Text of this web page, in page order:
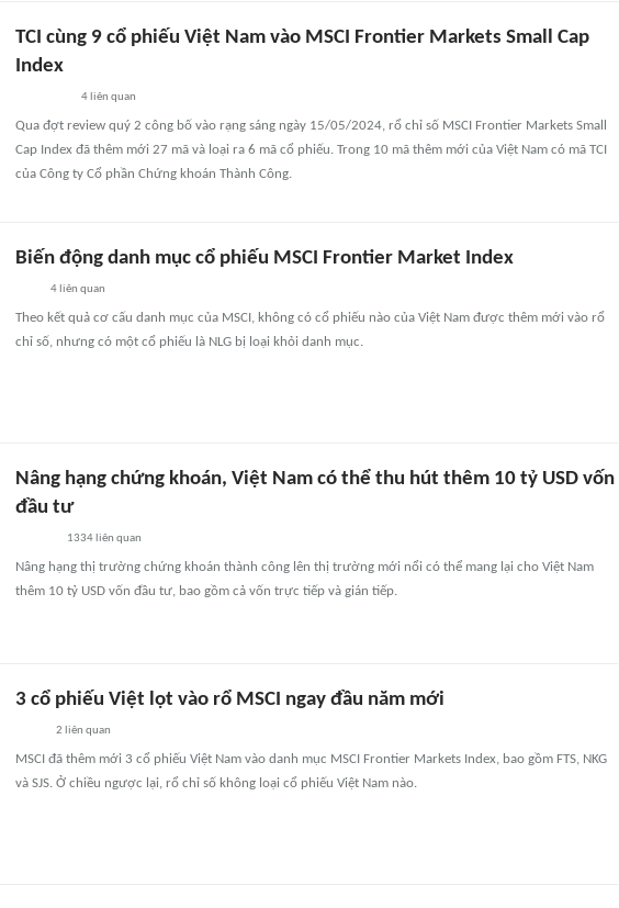
TCI cùng 9 cổ phiếu Việt Nam vào MSCI Frontier Markets Small Cap
Index
4 liên quan
Qua đợt review quý 2 công bố vào rạng sáng ngày 15/05/2024, rổ chỉ số MSCI Frontier Markets Small
Cap Index đã thêm mới 27 mã và loại ra 6 mã cổ phiếu. Trong 10 mã thêm mới của Việt Nam có mã TCI
của Công ty Cổ phần Chứng khoán Thành Công.
Biến động danh mục cổ phiếu MSCI Frontier Market Index
4liên quan
Theo kết quả cơ cấu danh mục của MSCI, không có cổ phiếu nào của Việt Nam được thêm mới vào rổ
chỉ số, nhưng có một cổ phiếu là NLG bị loại khỏi danh mục.
Nâng hạng chứng khoán, Việt Nam có thể thu hút thêm 10 tỷ USD vốn
đầu tư
1334liên quan
Nâng hạng thị trường chứng khoán thành công lên thị trường mới nổi có thể mang lại cho Việt Nam
thêm 10 tỷ USD vốn đầu tư, bao gồm cả vốn trực tiếp và gián tiếp.
3 cổ phiếu Việt lọt vào rổ MSCI ngay đầu năm mới
2 liên quan
MSCI đã thêm mới 3 cổ phiếu Việt Nam vào danh mục MSCI Frontier Markets Index, bao gồm FTS, NKG
và SJS. Ở chiều ngược lại, rổ chỉ số không loại cổ phiếu Việt Nam nào.